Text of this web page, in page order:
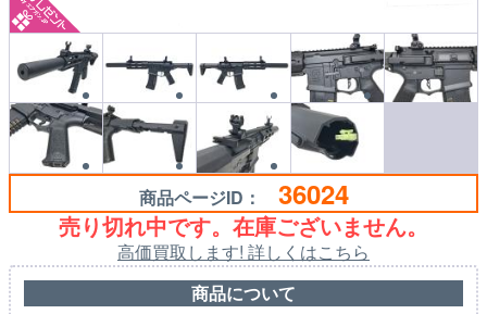
商品ページID： 36024
売り切れ中です。在庫ございません。
高価買取します! 詳しくはこちら
商品について